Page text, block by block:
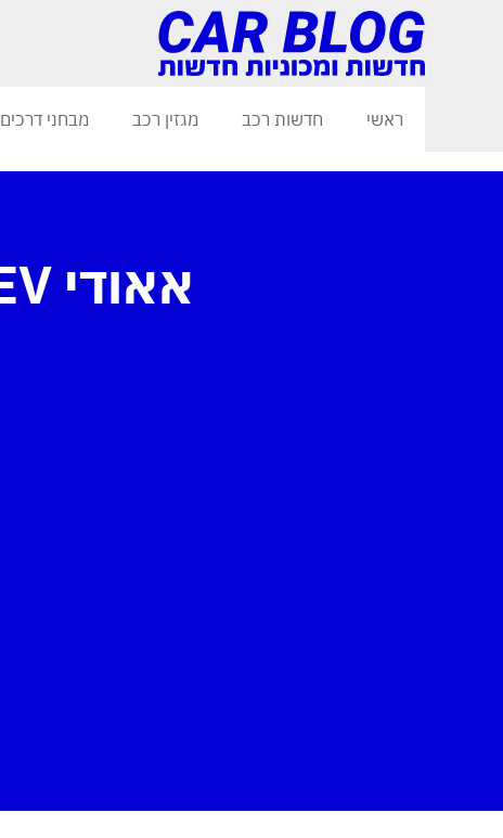
ראשי חדשות רכב מגזין רכב מבחני דרכים
אאודי Q5 PHEV החדש 2022 בישראל